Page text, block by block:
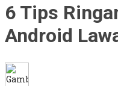
6 Tips
Android